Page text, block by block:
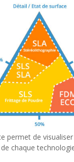
permet de
chaque